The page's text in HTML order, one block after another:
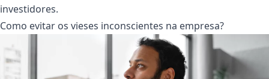
investidores.
Como evitar os vieses inconscientes na empresa?